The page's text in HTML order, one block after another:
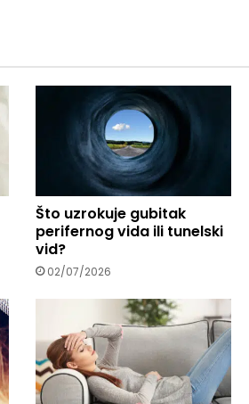
Što uzrokuje gubitak
perifernog vida ili tunelski
vid?
02/07/2026